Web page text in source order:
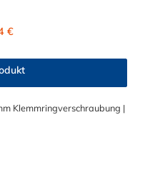
ermöglicht ein bequemes
für eine
Serie bietet
Konfigurationen und
mit den Acetal-Kupplungen
mit den Polypropylen-
Preis:
€